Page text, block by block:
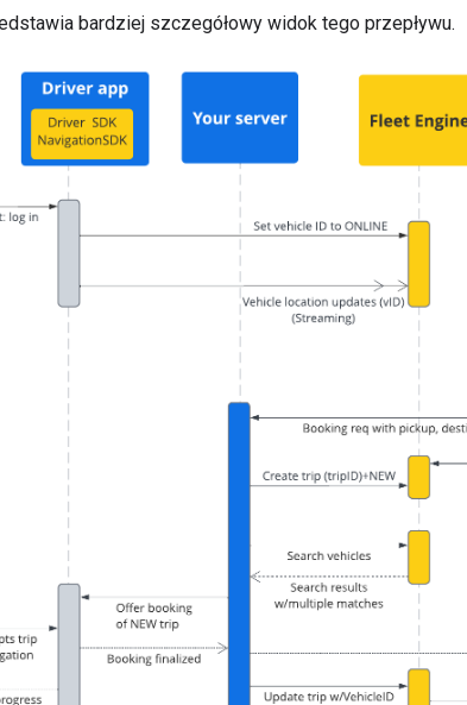
bardziej szczegółowy widok tego przepływu.